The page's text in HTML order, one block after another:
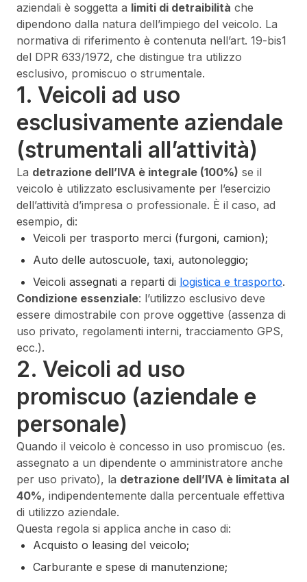
aziendali è soggetta a limiti di detraibilità che
dipendono dalla natura dell’impiego del veicolo. La
normativa di riferimento è contenuta nell’art. 19-bis1
del DPR 633/1972, che distingue tra utilizzo
esclusivo, promiscuo o strumentale.
1. Veicoli ad uso
esclusivamente aziendale
(strumentali all’attività)
La detrazione dell’IVA è integrale (100%) se il
veicolo è utilizzato esclusivamente per l’esercizio
dell’attività d’impresa o professionale. È il caso, ad
esempio, di:
Veicoli per trasporto merci (furgoni, camion);
Auto delle autoscuole, taxi, autonoleggio;
Veicoli assegnati a reparti di logistica e trasporto.
Condizione essenziale: l’utilizzo esclusivo deve
essere dimostrabile con prove oggettive (assenza di
uso privato, regolamenti interni, tracciamento GPS,
ecc.).
2. Veicoli ad uso
promiscuo (aziendale e
personale)
Quando il veicolo è concesso in uso promiscuo (es.
assegnato a un dipendente o amministratore anche
per uso privato), la detrazione dell’IVA è limitata al
40%, indipendentemente dalla percentuale effettiva
di utilizzo aziendale.
Questa regola si applica anche in caso di:
Acquisto o leasing del veicolo;
Carburante e spese di manutenzione;